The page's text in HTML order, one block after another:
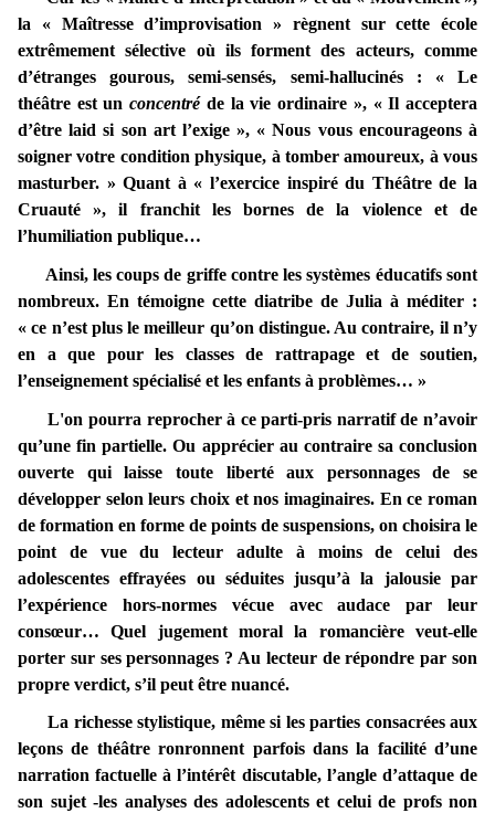
la « Maîtresse d’improvisation » règnent sur cette école
extrêmement sélective où ils forment des acteurs, comme
d’étranges gourous, semi-sensés, semi-hallucinés : « Le
théâtre est unconcentréde la vie ordinaire », « Il acceptera
d’être laid si son art l’exige », « Nous vous encourageons à
soigner votre condition physique, à tomber amoureux, à vous
masturber. » Quant à « l’exercice inspiré du Théâtre de la
Cruauté », il franchit les bornes de la violence et de
l’humiliation publique…
Ainsi, les coups de griffe contre les systèmes éducatifs sont
nombreux. En témoigne cette diatribe de Julia à méditer :
« ce n’est plus le meilleur qu’on distingue. Au contraire, il n’y
en a que pour les classes de rattrapage et de soutien,
l’enseignement spécialisé et les enfants à problèmes… »
L'on pourra reprocher à ce parti-pris narratif de n’avoir
qu’une fin partielle. Ou apprécier au contraire sa conclusion
ouverte qui laisse toute liberté aux personnages de se
développer selon leurs choix et nos imaginaires. En ce roman
de formation en forme de points de suspensions, on choisira le
point de vue du lecteur adulte à moins de celui des
adolescentes effrayées ou séduites jusqu’à la jalousie par
l’expérience hors-normes vécue avec audace par leur
consœur… Quel jugement moral la romancière veut-elle
porter sur ses personnages ? Au lecteur de répondre par son
propre verdict, s’il peut être nuancé.
La richesse stylistique, même si les parties consacrées aux
leçons de théâtre ronronnent parfois dans la facilité d’une
narration factuelle à l’intérêt discutable, l’angle d’attaque de
son sujet -les analyses des adolescents et celui de profs non